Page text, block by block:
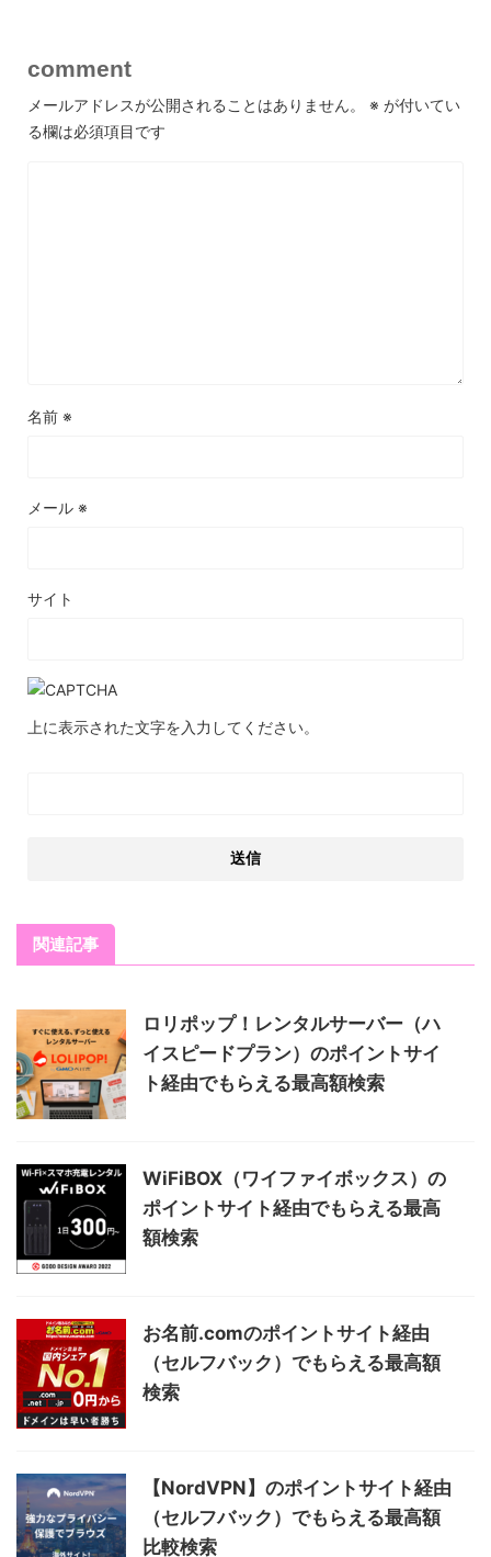
comment
メールアドレスが公開されることはありません。 ※ が付いてい
る欄は必須項目です
名前 ※
メール ※
サイト
上に表示された文字を入力してください。
関連記事
ロリポップ！レンタルサーバー（ハ
イスピードプラン）のポイントサイ
ト経由でもらえる最高額検索
WiFiBOX（ワイファイボックス）の
ポイントサイト経由でもらえる最高
額検索
お名前.comのポイントサイト経由
（セルフバック）でもらえる最高額
検索
【NordVPN】のポイントサイト経由
（セルフバック）でもらえる最高額
比較検索